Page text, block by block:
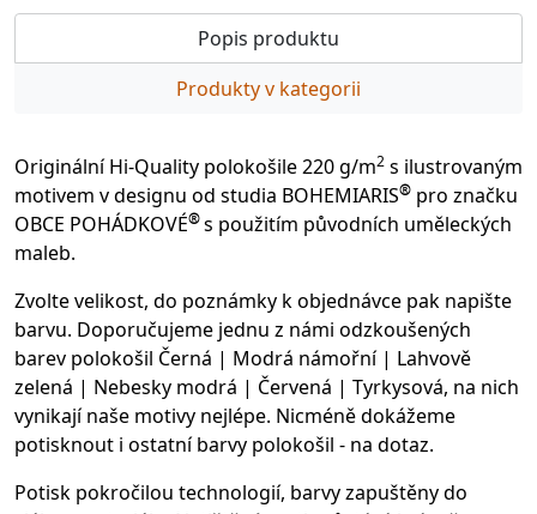
Popis produktu
Produkty v kategorii
Originální Hi-Quality polokošile 220 g/m2 s ilustrovaným
motivem v designu od studia BOHEMIARIS® pro značku
OBCE POHÁDKOVÉ®s použitím původních uměleckých
maleb.
Zvolte velikost, do poznámky k objednávce pak napište
barvu. Doporučujeme jednu z námi odzkoušených
barev polokošil Černá | Modrá námořní | Lahvově
zelená | Nebesky modrá | Červená | Tyrkysová, na nich
vynikají naše motivy nejlépe. Nicméně dokážeme
potisknout i ostatní barvy polokošil - na dotaz.
Potisk pokročilou technologií, barvy zapuštěny do